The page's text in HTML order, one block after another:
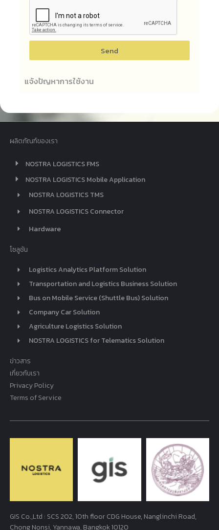
Send
แจ้งปัญหาการใช้งาน
ผลิตภัณฑ์ของเรา
NOSTRA LOGISTICS FMS
NOSTRA LOGISTICS Mobile Application
NOSTRA LOGISTICS TMS
NOSTRA LOGISTICS Connector
Hardware
โซลูชัน
Logistics Analytics Platform Solution
Transportation and Logistics Business Solution
Bus on Mobile Service (Shuttle Bus) Solution
Company Car Solution
Agriculture Logistics Solution
NOSTRA LOGISTICS for Telematics Solution
ข่าวสาร
เกี่ยวกับเรา
Privacy Policy
Terms of Service
GIS Co.,Ltd : SCS 202, 10th floor CDG House, Nanglinchi Road,
Chong Nonsi, Yannawa, Bangkok 10120